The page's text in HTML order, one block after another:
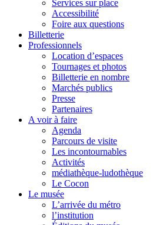
Services sur place
Accessibilité
Foire aux questions
Billetterie
Professionnels
Location d’espaces
Tournages et photos
Billetterie en nombre
Marchés publics
Presse
Partenaires
A voir à faire
Agenda
Parcours de visite
Les incontournables
Activités
médiathèque-ludothèque
Le Cocon
Le musée
L’arrivée du métro
l’institution